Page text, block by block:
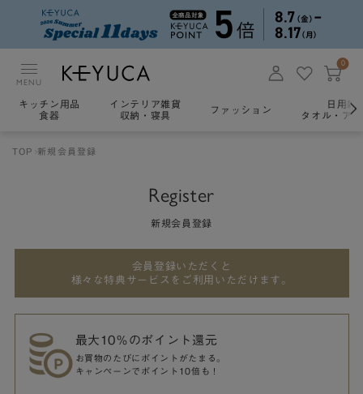
MENU
0
キッチン用品
食器
インテリア雑貨
収納・寝具
ファッション
日用雑
タオル・ア
TOP 新規会員登録
Register
新規会員登録
会員登録いただくと
様々な特典サービスをご利用いただけます。
最大10％のポイント還元
お買物のたびにポイントがたまる。
キャンペーンでポイント10倍も！